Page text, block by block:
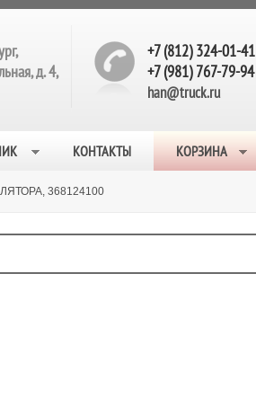
д. 4,
+7 (812) 324-01-41
+7 (981) 767-79-94
han@truck.ru
КОНТАКТЫ КОРЗИНА
368124100